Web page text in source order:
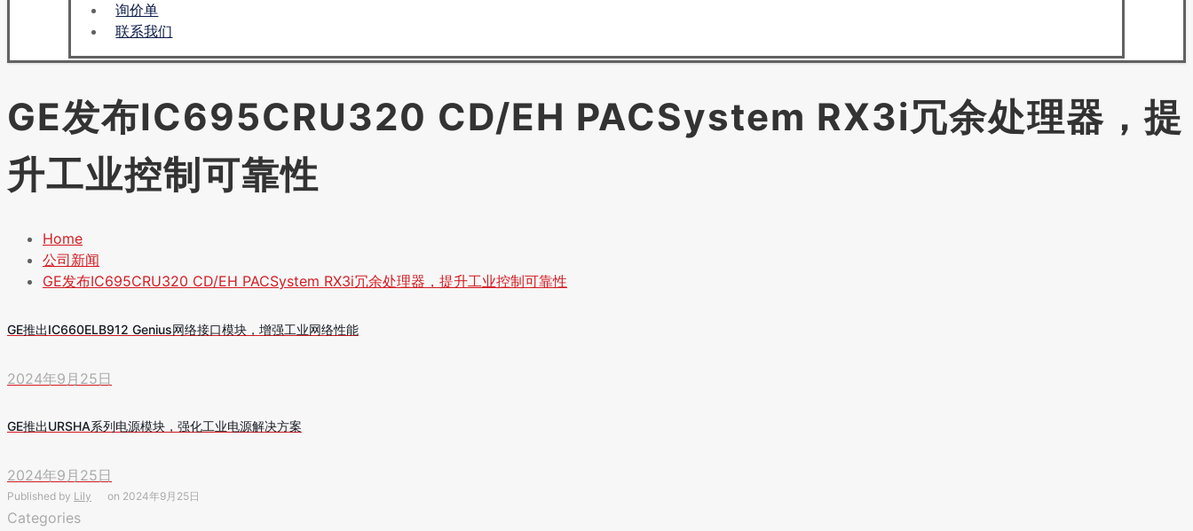
询价单
联系我们
GE发布IC695CRU320 CD/EH PACSystem RX3i冗余处理器，提
升工业控制可靠性
Home
公司新闻
GE发布IC695CRU320 CD/EH PACSystem RX3i冗余处理器，提升工业控制可靠性
GE推出IC660ELB912 Genius网络接口模块，增强工业网络性能
2024年9月25日
GE推出URSHA系列电源模块，强化工业电源解决方案
2024年9月25日
Published by Lily on 2024年9月25日
Categories